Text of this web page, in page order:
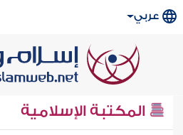
عربي
المكتبة الإسلامية